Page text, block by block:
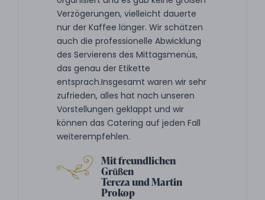
Verzögerungen, vielleicht dauerte
nur der Kaffee länger. Wir schätzen
auch die professionelle Abwicklung
des Servierens des Mittagsmenüs,
das genau der Etikette
entsprach.Insgesamt waren wir sehr
zufrieden, alles hat nach unseren
Vorstellungen geklappt und wir
können das Catering auf jeden Fall
weiterempfehlen.
Mit freundlichen
Grüßen
Tereza und Martin
Prokop